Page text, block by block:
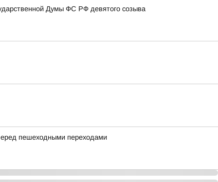
Думы ФС РФ девятого созыва
пешеходными переходами